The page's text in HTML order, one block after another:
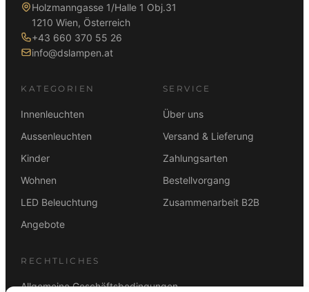
Holzmanngasse 1/Halle 1 Obj.31
1210 Wien, Österreich
+43 660 370 55 26
info@dslampen.at
KATEGORIEN
Innenleuchten
Aussenleuchten
Kinder
Wohnen
LED Beleuchtung
Angebote
SERVICE
Über uns
Versand & Lieferung
Zahlungsarten
Bestellvorgang
Zusammenarbeit B2B
RECHTLICHES
Allgemeine Geschäftsbedingungen